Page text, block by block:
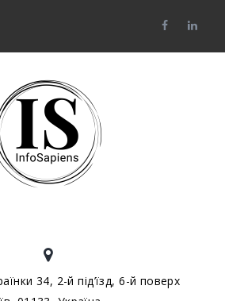
34, 2-й під’їзд, 6-й поверх